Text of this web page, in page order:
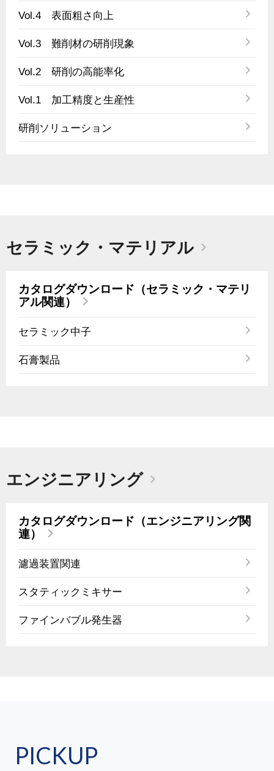
Vol.4 表面粗さ向上
Vol.3 難削材の研削現象
Vol.2 研削の高能率化
Vol.1 加工精度と生産性
研削ソリューション
セラミック・マテリアル
カタログダウンロード（セラミック・マテリ
アル関連）
セラミック中子
石膏製品
エンジニアリング
カタログダウンロード（エンジニアリング関
連）
濾過装置関連
スタティックミキサー
ファインバブル発生器
PICKUP